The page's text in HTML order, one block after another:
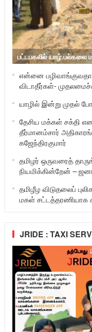
பட்டபகலில்
என்னை
விடாதீர்கள்-
யாழில் இன்று முதல்
தேசிய மக்கள் சக்தி
தீர்மானம்சார்
கஜேந்திரகுமார்
தமிழர் ஒருவரைத்
நியமிக்கின்றேன் –
தமிழீழ விடுதலைப்
மகள் சட்டத்தரணியாக
JRIDE : TAXI